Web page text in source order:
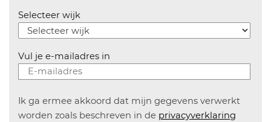
Selecteer wijk
Vul je e-mailadres in
Ik ga ermee akkoord dat mijn gegevens verwerkt
worden zoals beschreven in de privacyverklaring